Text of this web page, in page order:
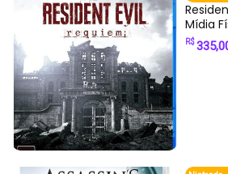
Mídia
R$